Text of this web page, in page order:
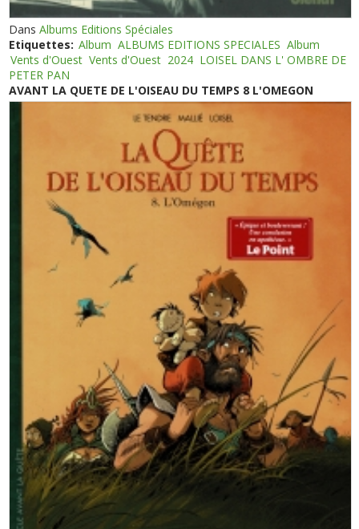
DansAlbums Editions Spéciales
Etiquettes: Album ALBUMS EDITIONS SPECIALES Album
Vents d'Ouest Vents d'Ouest 2024 LOISEL DANS L' OMBRE DE
PETER PAN
AVANT LA QUETE DE L'OISEAU DU TEMPS 8 L'OMEGON